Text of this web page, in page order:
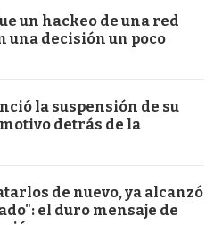
un hackeo de una red
una decisión un poco
la suspensión de su
detrás de la
de nuevo, ya alcanzó
el duro mensaje de